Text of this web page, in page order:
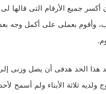
جميع الأرقام التى قالها
وأقوم بعملى على أكمل وجه
ولديه ثلاثة الأبناء ولم